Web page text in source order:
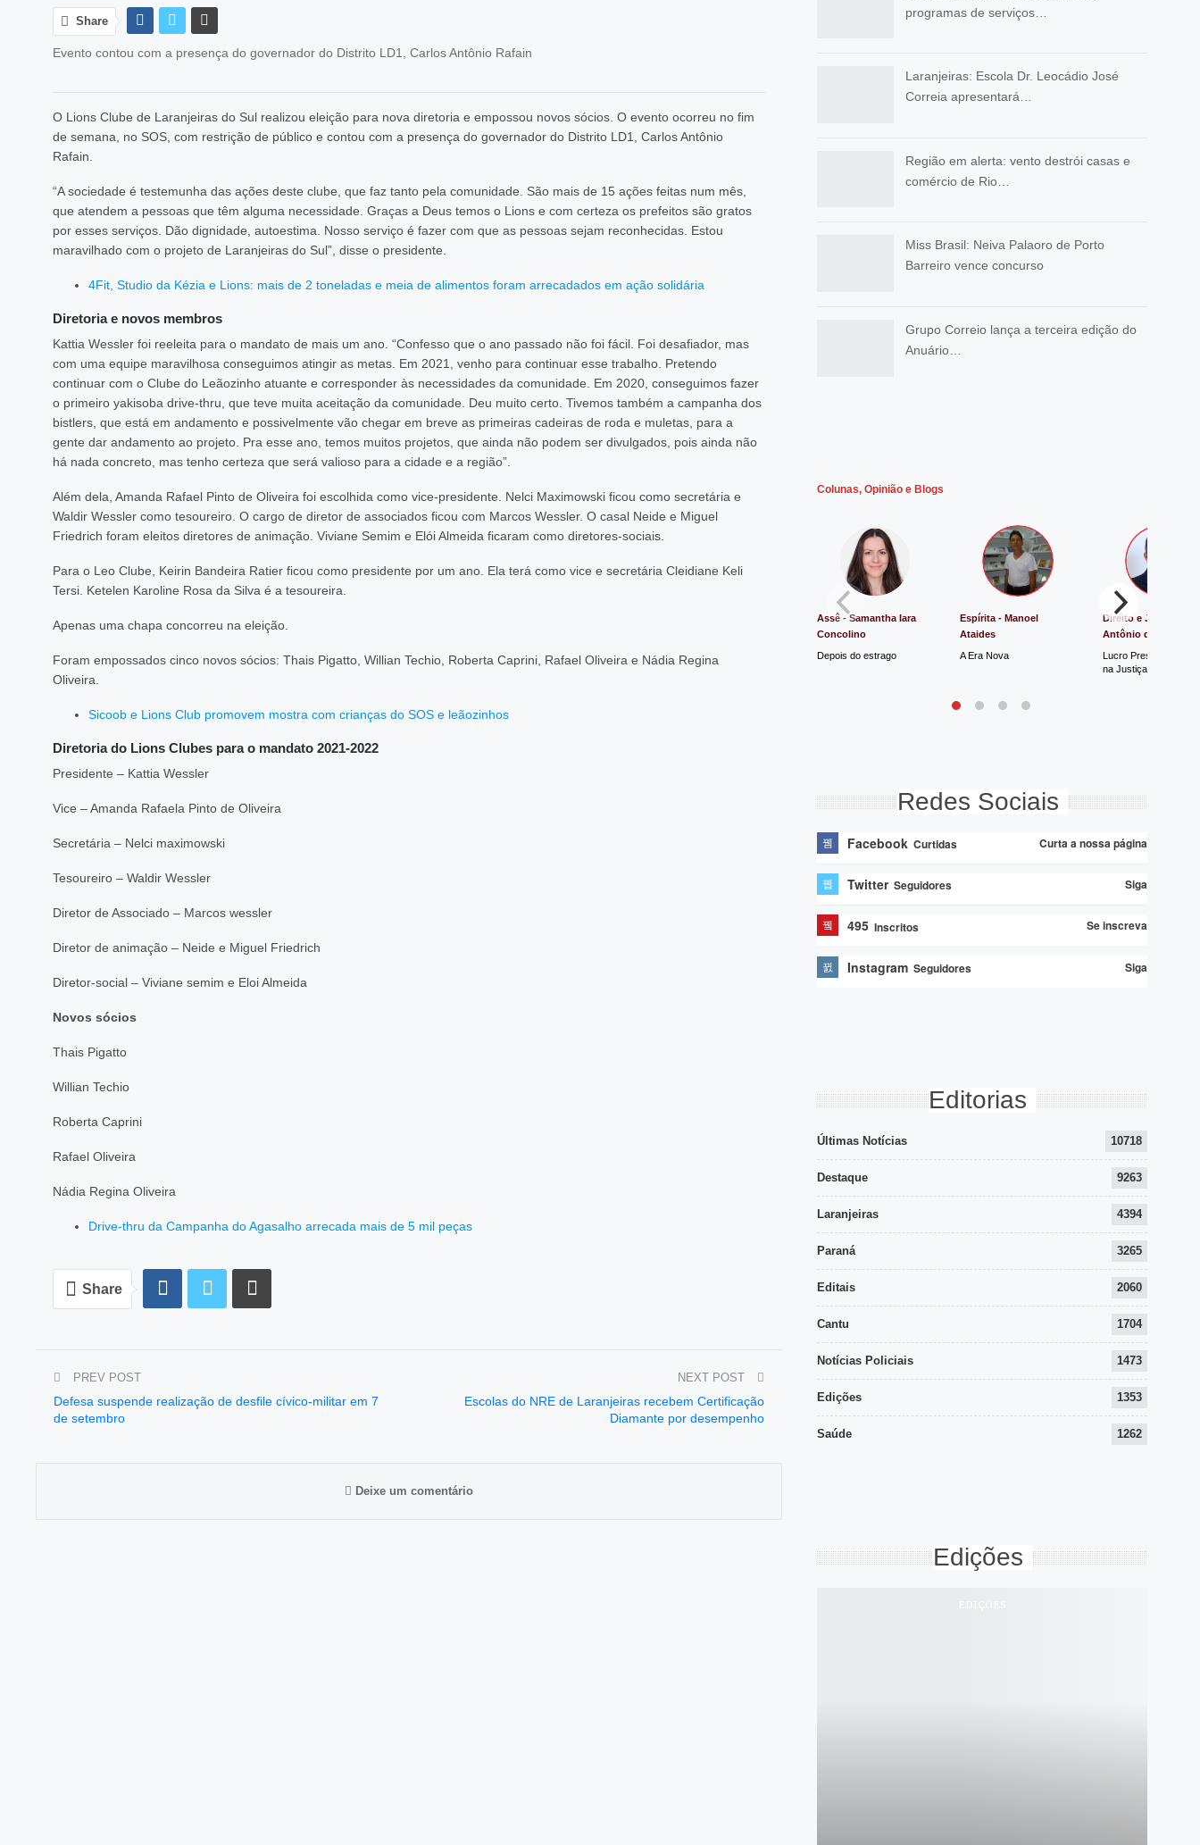
Share
Evento contou com a presença do governador do Distrito LD1, Carlos Antônio Rafain
O Lions Clube de Laranjeiras do Sul realizou eleição para nova diretoria e empossou novos sócios. O evento ocorreu no fim
de semana, no SOS, com restrição de público e contou com a presença do governador do Distrito LD1, Carlos Antônio
Rafain.
“A sociedade é testemunha das ações deste clube, que faz tanto pela comunidade. São mais de 15 ações feitas num mês,
que atendem a pessoas que têm alguma necessidade. Graças a Deus temos o Lions e com certeza os prefeitos são gratos
por esses serviços. Dão dignidade, autoestima. Nosso serviço é fazer com que as pessoas sejam reconhecidas. Estou
maravilhado com o projeto de Laranjeiras do Sul”, disse o presidente.
4Fit, Studio da Kézia e Lions: mais de 2 toneladas e meia de alimentos foram arrecadados em ação solidária
Diretoria e novos membros
Kattia Wessler foi reeleita para o mandato de mais um ano. “Confesso que o ano passado não foi fácil. Foi desafiador, mas
com uma equipe maravilhosa conseguimos atingir as metas. Em 2021, venho para continuar esse trabalho. Pretendo
continuar com o Clube do Leãozinho atuante e corresponder às necessidades da comunidade. Em 2020, conseguimos fazer
o primeiro yakisoba drive-thru, que teve muita aceitação da comunidade. Deu muito certo. Tivemos também a campanha dos
bistlers, que está em andamento e possivelmente vão chegar em breve as primeiras cadeiras de roda e muletas, para a
gente dar andamento ao projeto. Pra esse ano, temos muitos projetos, que ainda não podem ser divulgados, pois ainda não
há nada concreto, mas tenho certeza que será valioso para a cidade e a região”.
Além dela, Amanda Rafael Pinto de Oliveira foi escolhida como vice-presidente. Nelci Maximowski ficou como secretária e
Waldir Wessler como tesoureiro. O cargo de diretor de associados ficou com Marcos Wessler. O casal Neide e Miguel
Friedrich foram eleitos diretores de animação. Viviane Semim e Elói Almeida ficaram como diretores-sociais.
Para o Leo Clube, Keirin Bandeira Ratier ficou como presidente por um ano. Ela terá como vice e secretária Cleidiane Keli
Tersi. Ketelen Karoline Rosa da Silva é a tesoureira.
Apenas uma chapa concorreu na eleição.
Foram empossados cinco novos sócios: Thais Pigatto, Willian Techio, Roberta Caprini, Rafael Oliveira e Nádia Regina
Oliveira.
Sicoob e Lions Club promovem mostra com crianças do SOS e leãozinhos
Diretoria do Lions Clubes para o mandato 2021-2022
Presidente – Kattia Wessler
Vice – Amanda Rafaela Pinto de Oliveira
Secretária – Nelci maximowski
Tesoureiro – Waldir Wessler
Diretor de Associado – Marcos wessler
Diretor de animação – Neide e Miguel Friedrich
Diretor-social – Viviane semim e Eloi Almeida
Novos sócios
Thais Pigatto
Willian Techio
Roberta Caprini
Rafael Oliveira
Nádia Regina Oliveira
Drive-thru da Campanha do Agasalho arrecada mais de 5 mil peças
Share
PREV POST
Defesa suspende realização de desfile cívico-militar em 7
de setembro
NEXT POST
Escolas do NRE de Laranjeiras recebem Certificação
Diamante por desempenho
Deixe um comentário
programas de serviços…
Laranjeiras: Escola Dr. Leocádio José
Correia apresentará…
Região em alerta: vento destrói casas e
comércio de Rio…
Miss Brasil: Neiva Palaoro de Porto
Barreiro vence concurso
Grupo Correio lança a terceira edição do
Anuário…
Colunas, Opinião e Blogs
Assê - Samantha Iara
Concolino
Depois do estrago
Espírita - Manoel
Ataides
A Era Nova
Direito e Justiça -
Antônio de Souza
Lucro Presumido vai
na Justiça
Redes Sociais
Facebook Curtidas Curta a nossa página
Twitter Seguidores Siga
495 Inscritos Se inscreva
Instagram Seguidores Siga
Editorias
Últimas Notícias 10718
Destaque 9263
Laranjeiras 4394
Paraná 3265
Editais 2060
Cantu 1704
Notícias Policiais 1473
Edições 1353
Saúde 1262
Edições